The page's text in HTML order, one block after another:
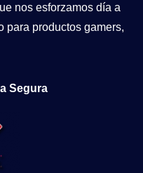
nos esforzamos día a
para productos gamers,
Segura